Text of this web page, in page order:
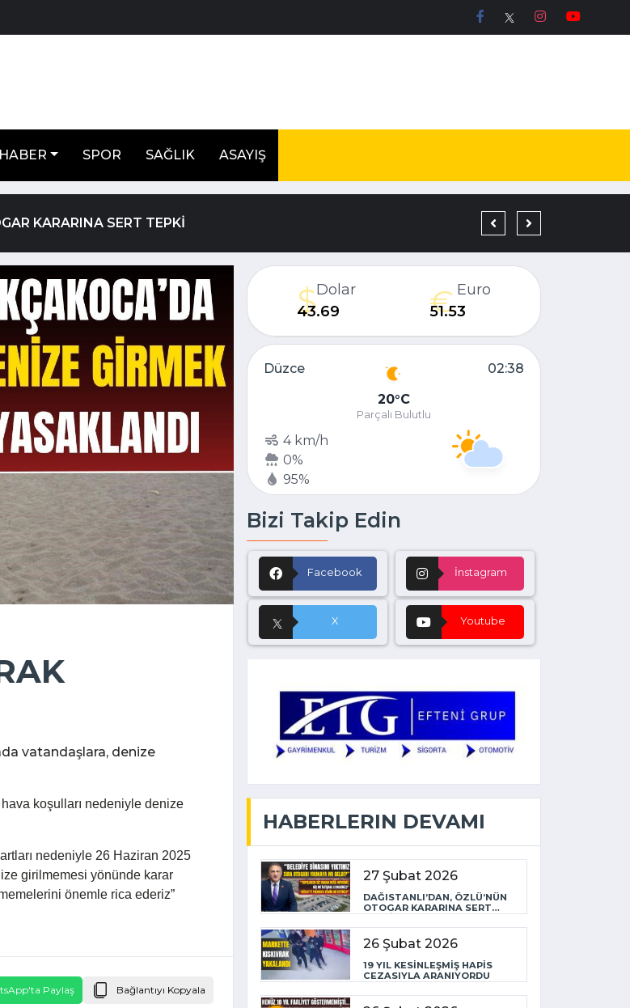
SPOR SAĞLIK ASAYIŞ
KARARINA SERT TEPKİ 19 YIL KESİNLEŞMİŞ
vatandaşlara, denize
koşulları nedeniyle denize
nedeniyle 26 Haziran 2025
girilmemesi yönünde karar
önemle rica ederiz”
Paylaş Bağlantıyı Kopyala
Dolar
43.69
Euro
51.53
Düzce
02:38
20 C
Parçalı Bulutlu
4 km/h
0%
95%
Bizi Takip Edin
Facebook İnstagram
X Youtube
HABERLERIN DEVAMI
27 Şubat 2026
DAĞISTANLI’DAN, ÖZLÜ’NÜN
OTOGAR KARARINA SERT
TEPKİ
26 Şubat 2026
19 YIL KESİNLEŞMİŞ HAPİS
CEZASIYLA ARANIYORDU